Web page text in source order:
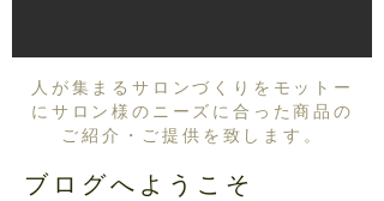
人が集まるサロンづくりをモットー
にサロン様のニーズに合った商品の
ご紹介・ご提供を致します。
ブログへようこそ